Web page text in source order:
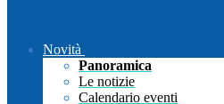
Novità
Panoramica
Le notizie
Calendario eventi